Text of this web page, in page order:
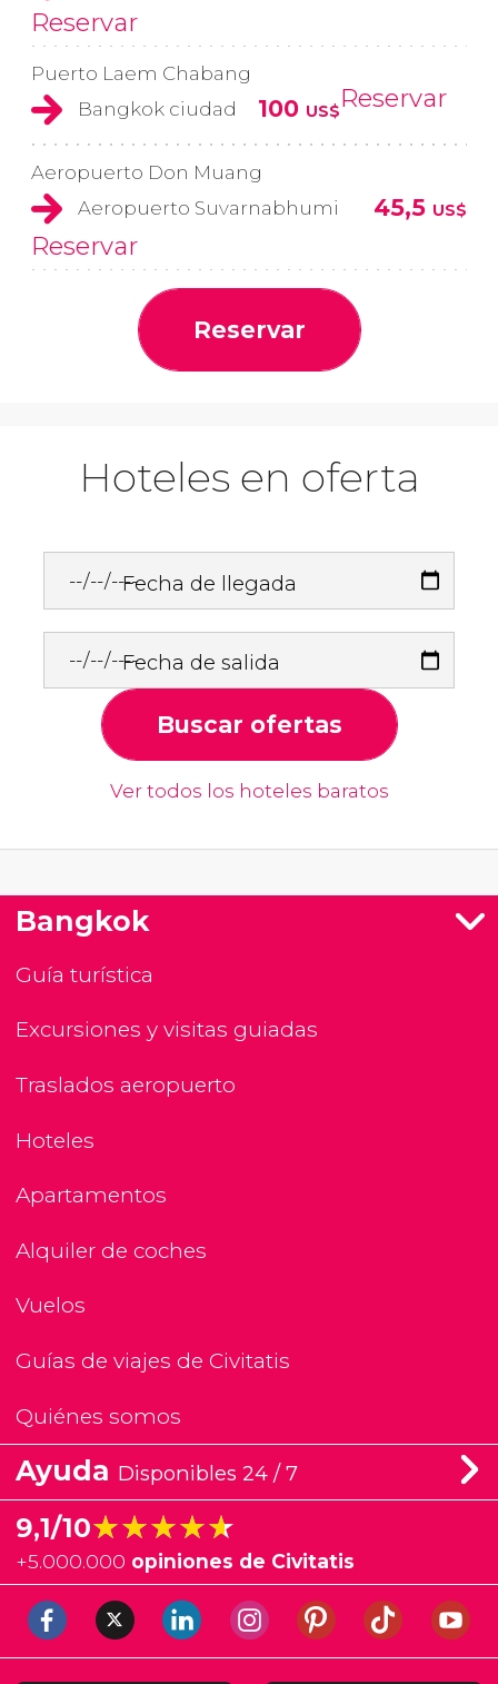
Reservar
Puerto Laem Chabang
Bangkok ciudad
100 US$Reservar
Aeropuerto Don Muang
Aeropuerto Suvarnabhumi
45,5 US$
Reservar
Reservar
Hoteles en oferta
Fecha de llegada
Fecha de salida
Buscar ofertas
Ver todos los hoteles baratos
Bangkok
Guía turística
Excursiones y visitas guiadas
Traslados aeropuerto
Hoteles
Apartamentos
Alquiler de coches
Vuelos
Guías de viajes de Civitatis
Quiénes somos
Ayuda Disponibles 24 / 7
9,1/10★★★★★
★★★★★
+5.000.000 opiniones de Civitatis